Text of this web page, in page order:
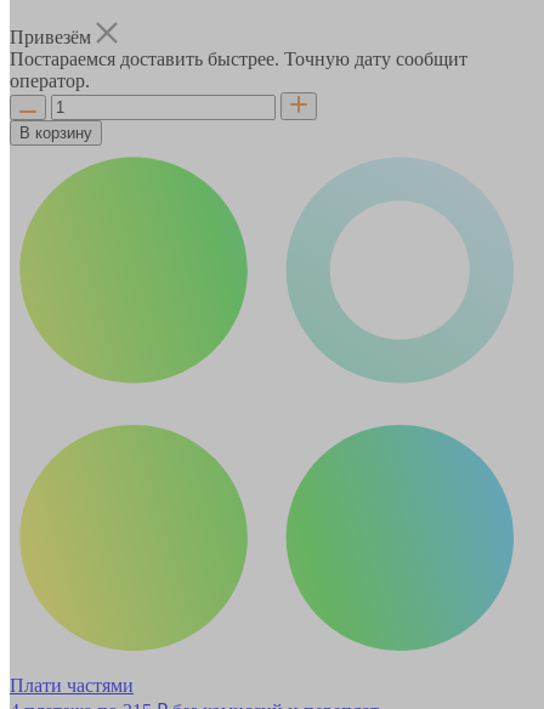
Привезём
Постараемся доставить быстрее. Точную дату сообщит
оператор.
В корзину
Плати частями